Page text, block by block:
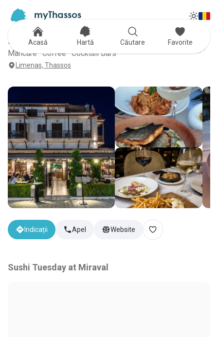
myThassos
Miraval
Mâncare · Coffee · Cocktail Bars
Limenas, Thassos
Indicații Apel Website
Sushi Tuesday at Miraval
Acasă Hartă Căutare Favorite